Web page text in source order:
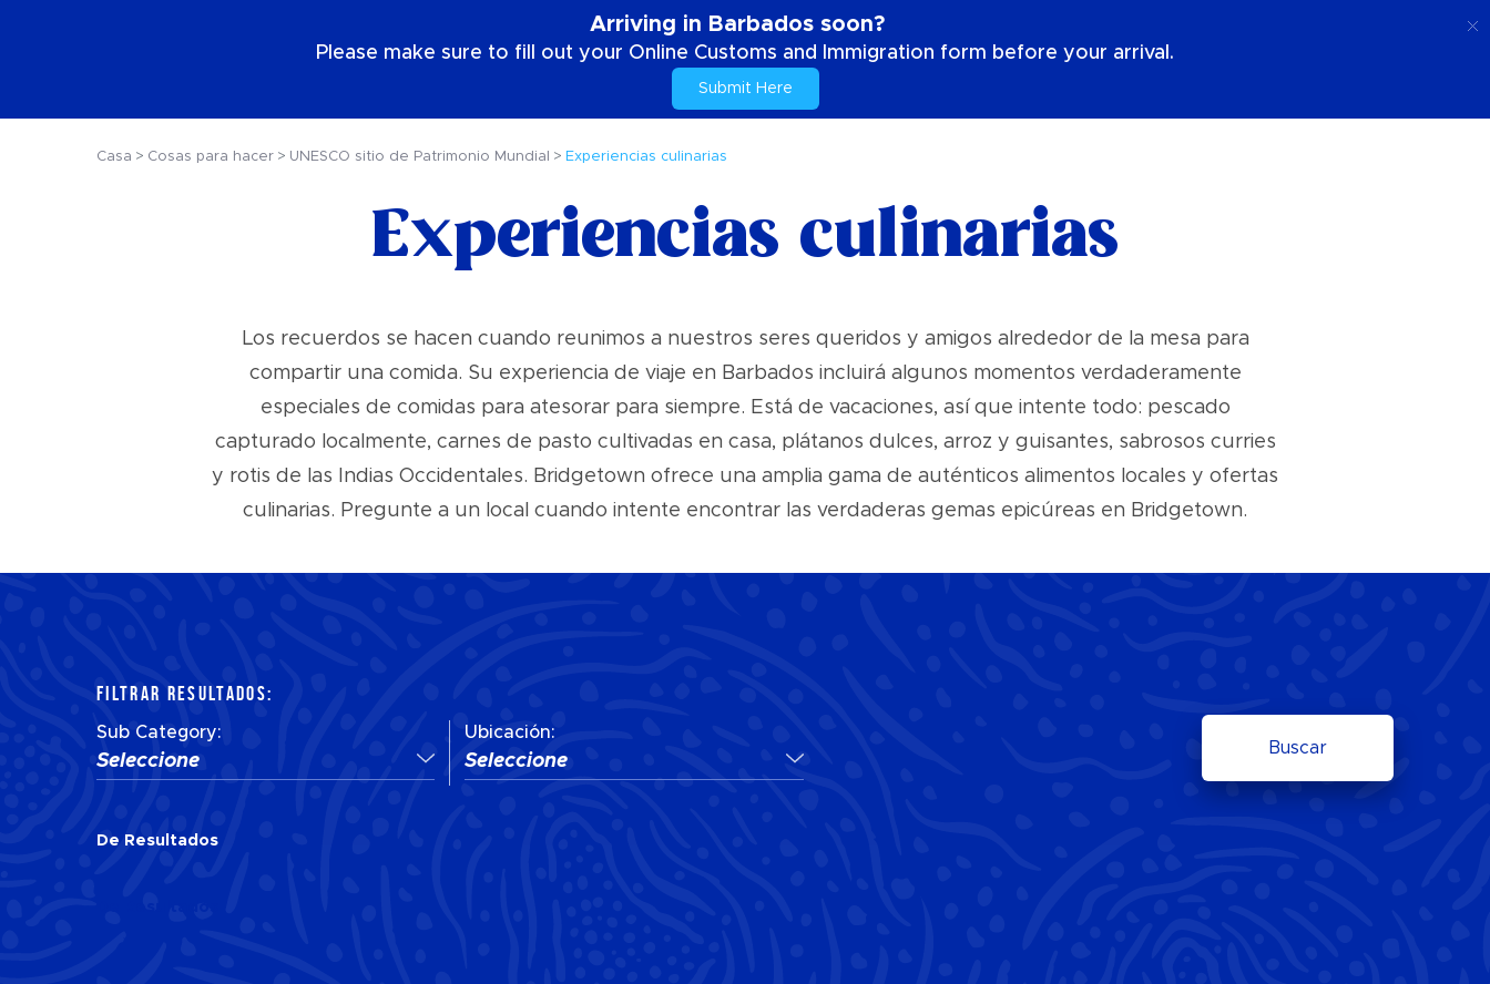
Arriving in Barbados soon?
Please make sure to fill out your Online Customs and Immigration form before your arrival.
Submit Here
Casa Cosas para hacer UNESCO sitio de Patrimonio Mundial Experiencias culinarias
Experiencias culinarias
Los recuerdos se hacen cuando reunimos a nuestros seres queridos y amigos alrededor de la mesa para
compartir una comida. Su experiencia de viaje en Barbados incluirá algunos momentos verdaderamente
especiales de comidas para atesorar para siempre. Está de vacaciones, así que intente todo: pescado
capturado localmente, carnes de pasto cultivadas en casa, plátanos dulces, arroz y guisantes, sabrosos curries
y rotis de las Indias Occidentales. Bridgetown ofrece una amplia gama de auténticos alimentos locales y ofertas
culinarias. Pregunte a un local cuando intente encontrar las verdaderas gemas epicúreas en Bridgetown.
FILTRAR RESULTADOS:
Sub Category:
Seleccione
Ubicación:
Seleccione
Buscar
De Resultados